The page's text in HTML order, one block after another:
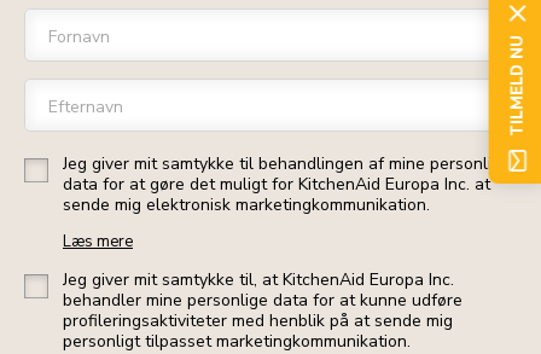
Fornavn
Efternavn
Jeg giver mit samtykke til behandlingen af mine personlige
data for at gøre det muligt for KitchenAid Europa Inc. at
sende mig elektronisk marketingkommunikation.
Læs mere
Jeg giver mit samtykke til, at KitchenAid Europa Inc.
behandler mine personlige data for at kunne udføre
profileringsaktiviteter med henblik på at sende mig
personligt tilpasset marketingkommunikation.
TILMELD NU